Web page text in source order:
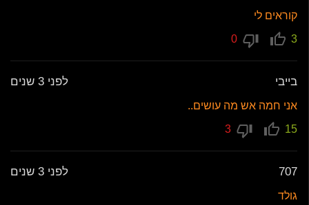
קוראים לי
3
בייבי לפני 3 שנים
אני חמה אש מה עושים..
15
707 לפני 3 שנים
גולד